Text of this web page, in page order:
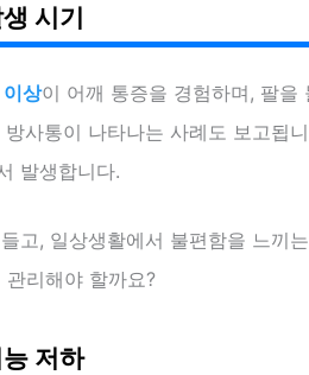
시기
상이 어깨 통증을 경험하며, 팔을
사통이 나타나는 사례도 보고됩
발생합니다.
고, 일상생활에서 불편함을 느끼
리해야 할까요?
저하